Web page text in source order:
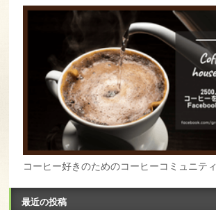
コーヒー好きのためのコーヒーコミュニティ
最近の投稿